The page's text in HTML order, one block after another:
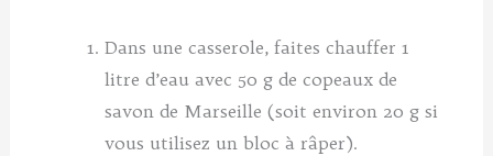
Dans une casserole, faites chauffer 1
litre d’eau avec 50 g de copeaux de
savon de Marseille (soit environ 20 g si
vous utilisez un bloc à râper).